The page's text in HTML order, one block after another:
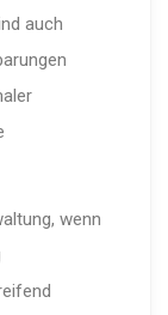
auch
wenn